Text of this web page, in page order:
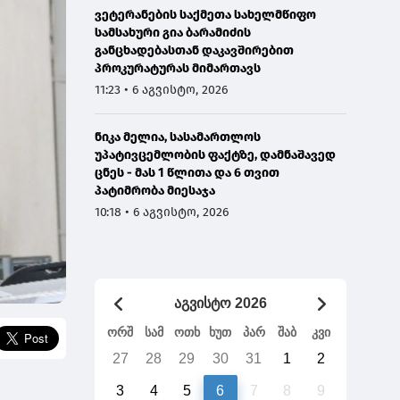
ვეტერანების საქმეთა სახელმწიფო
სამსახური გია ბარამიძის
განცხადებასთან დაკავშირებით
პროკურატურას მიმართავს
11:23 • 6 აგვისტო, 2026
ნიკა მელია, სასამართლოს
უპატივცემლობის ფაქტზე, დამნაშავედ
ცნეს - მას 1 წლითა და 6 თვით
პატიმრობა მიესაჯა
10:18 • 6 აგვისტო, 2026
აგვისტო 2026
ორშ სამ ოთხ ხუთ პარ შაბ კვი
27 28 29 30 31 1 2
3 4 5 6 7 8 9